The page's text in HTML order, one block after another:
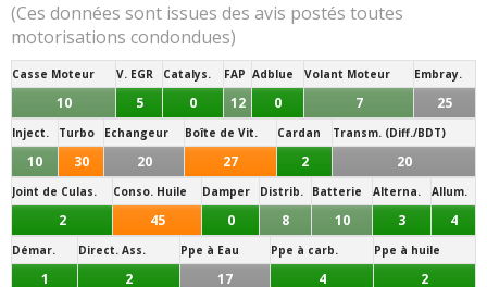
(Ces données sont issues des avis postés toutes
motorisations condondues)
Casse Moteur V. EGR Catalys. FAP Adblue Volant Moteur Embray.
10 5 0 12 0 7 25
Inject. Turbo Echangeur Boîte de Vit. Cardan Transm. (Diff./BDT)
10 30 20 27 2 20
Joint de Culas. Conso. Huile Damper Distrib. Batterie Alterna. Allum.
2 45 0 8 10 3 4
Démar. Direct. Ass. Ppe à Eau Ppe à carb. Ppe à huile
1 2 17 4 2